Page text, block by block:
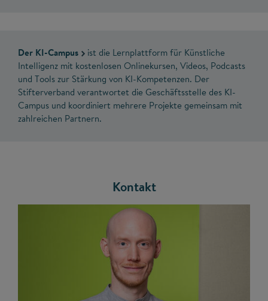
Der KI-Campus
ist die Lernplattform für Künstliche
Intelligenz mit kostenlosen Onlinekursen, Videos, Podcasts
und Tools zur Stärkung von KI-Kompetenzen. Der
Stifterverband verantwortet die Geschäftsstelle des KI-
Campus und koordiniert mehrere Projekte gemeinsam mit
zahlreichen Partnern.
Kontakt